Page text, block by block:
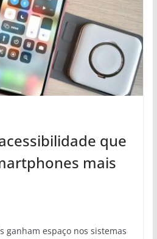
que
mais
ganham espaço nos sistemas